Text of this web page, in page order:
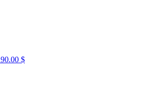
90.00 $